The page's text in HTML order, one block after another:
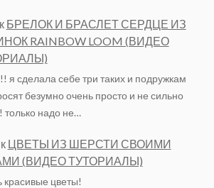
к БРЕЛОК И БРАСЛЕТ СЕРДЦЕ ИЗ
RAINBOW LOOM (ВИДЕО
я сделала себе три таких и подружкам
безумно очень просто и не сильно
только надо не…
к ЦВЕТЫ ИЗ ШЕРСТИ СВОИМИ
(ВИДЕО ТУТОРИАЛЫ)
красивые цветы!